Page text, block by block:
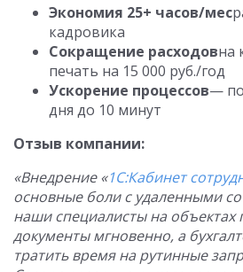
Экономия 25+ часов/мес
кадровика
Сокращение расходовна
печать на 15 000 руб./год
Ускорение процессов—
дня до 10 минут
Отзыв компании:
«Внедрение «1С:Кабинет
основные боли с удаленными
наши специалисты на объектах
документы мгновенно, а
тратить время на рутинные